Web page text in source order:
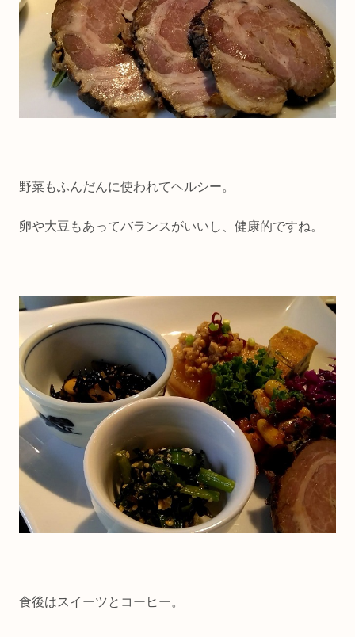
野菜もふんだんに使われてヘルシー。
卵や大豆もあってバランスがいいし、健康的ですね。
食後はスイーツとコーヒー。